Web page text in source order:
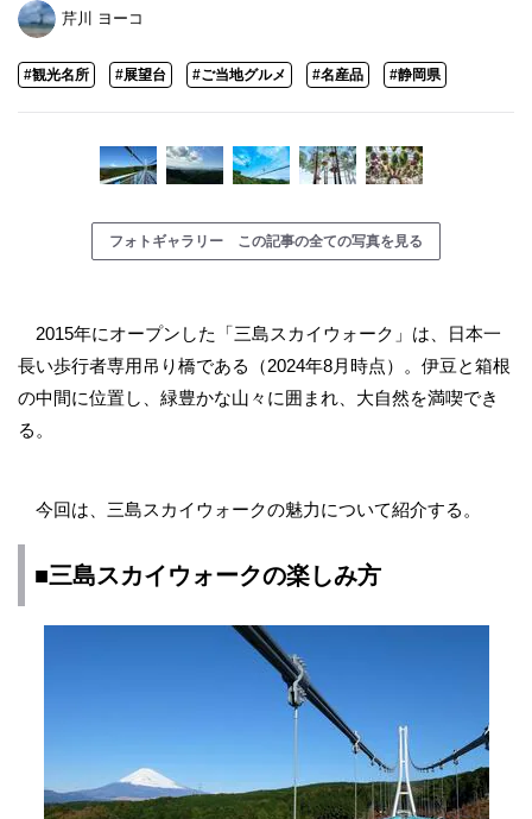
芹川 ヨーコ
#観光名所 #展望台 #ご当地グルメ #名産品 #静岡県
フォトギャラリー この記事の全ての写真を見る
2015年にオープンした「三島スカイウォーク」は、日本一
長い歩行者専用吊り橋である（2024年8月時点）。伊豆と箱根
の中間に位置し、緑豊かな山々に囲まれ、大自然を満喫でき
る。
今回は、三島スカイウォークの魅力について紹介する。
■三島スカイウォークの楽しみ方